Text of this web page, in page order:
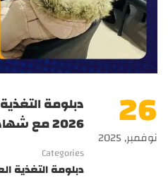
26
نوفمبر, 2025
دبلومة
2026 مع شهادات معتمدة
Categories
دبلومة التغذية